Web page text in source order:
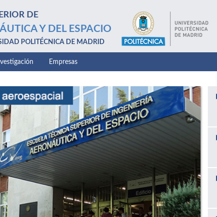
DE
Y DEL ESPACIO
POLITÉCNICA DE MADRID
Empresas